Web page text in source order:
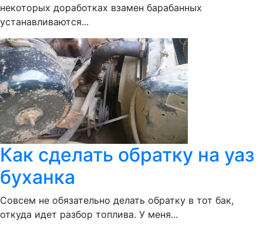
некоторых доработках взамен барабанных
устанавливаются...
Как сделать обратку на уаз
буханка
Совсем не обязательно делать обратку в тот бак,
откуда идет разбор топлива. У меня...